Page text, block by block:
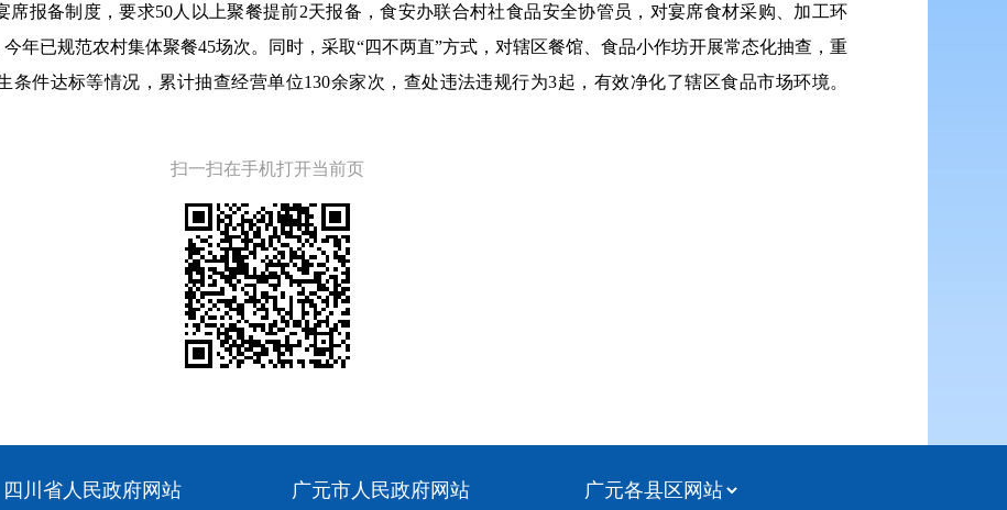
报备制度，要求50人以上聚餐提前2天报备，食安办联合村社食品安全协管员，对宴席食材采购、加工环
年已规范农村集体聚餐45场次。同时，采取“四不两直”方式，对辖区餐馆、食品小作坊开展常态化抽查，重
条件达标等情况，累计抽查经营单位130余家次，查处违法违规行为3起，有效净化了辖区食品市场环境。
扫一扫在手机打开当前页
四川省人民政府网站 广元市人民政府网站